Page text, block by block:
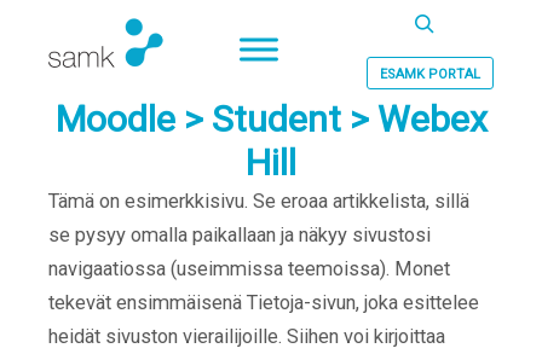
Haku
ESAMK PORTAL
Moodle > Student > Webex
Hill
Tämä on esimerkkisivu. Se eroaa artikkelista, sillä
se pysyy omalla paikallaan ja näkyy sivustosi
navigaatiossa (useimmissa teemoissa). Monet
tekevät ensimmäisenä Tietoja-sivun, joka esittelee
heidät sivuston vierailijoille. Siihen voi kirjoittaa